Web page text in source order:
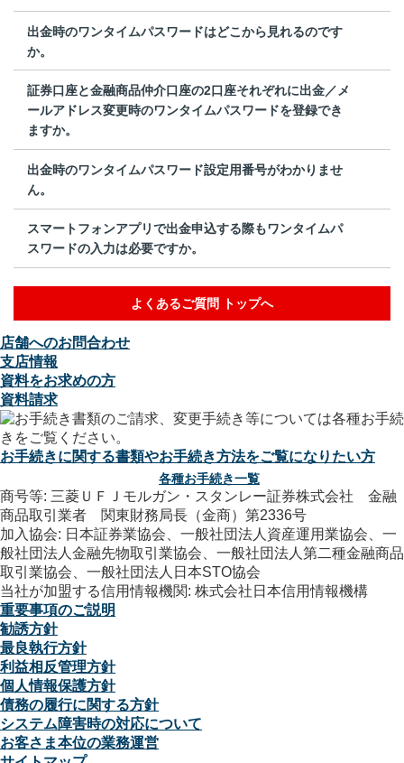
出金時のワンタイムパスワードはどこから見れるのです
か。
証券口座と金融商品仲介口座の2口座それぞれに出金／メ
ールアドレス変更時のワンタイムパスワードを登録でき
ますか。
出金時のワンタイムパスワード設定用番号がわかりませ
ん。
スマートフォンアプリで出金申込する際もワンタイムパ
スワードの入力は必要ですか。
よくあるご質問 トップへ
店舗へのお問合わせ
支店情報
資料をお求めの方
資料請求
お手続きに関する書類やお手続き方法をご覧になりたい方
各種お手続き一覧
商号等: 三菱ＵＦＪモルガン・スタンレー証券株式会社 金融
商品取引業者 関東財務局長（金商）第2336号
加入協会: 日本証券業協会、一般社団法人資産運用業協会、一
般社団法人金融先物取引業協会、一般社団法人第二種金融商品
取引業協会、一般社団法人日本STO協会
当社が加盟する信用情報機関: 株式会社日本信用情報機構
重要事項のご説明
勧誘方針
最良執行方針
利益相反管理方針
個人情報保護方針
債務の履行に関する方針
システム障害時の対応について
お客さま本位の業務運営